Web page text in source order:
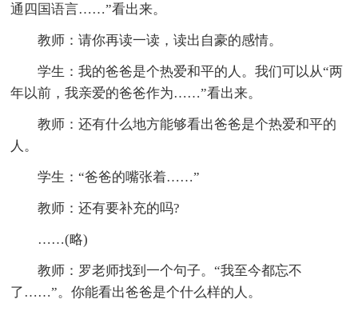
通四国语言……”看出来。
教师：请你再读一读，读出自豪的感情。
学生：我的爸爸是个热爱和平的人。我们可以从“两
年以前，我亲爱的爸爸作为……”看出来。
教师：还有什么地方能够看出爸爸是个热爱和平的
人。
学生：“爸爸的嘴张着……”
教师：还有要补充的吗?
……(略)
教师：罗老师找到一个句子。“我至今都忘不
了……”。你能看出爸爸是个什么样的人。